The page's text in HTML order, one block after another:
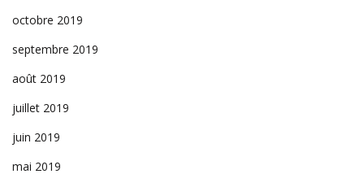
octobre 2019
septembre 2019
août 2019
juillet 2019
juin 2019
mai 2019